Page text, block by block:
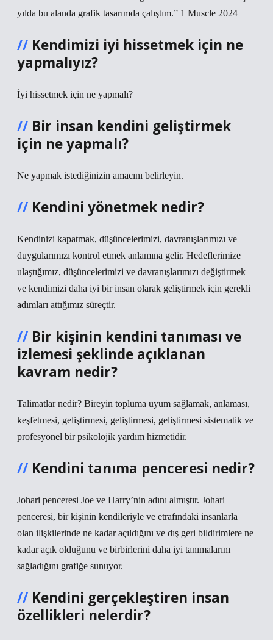
yılda bu alanda grafik tasarımda çalıştım.” 1 Muscle 2024
Kendimizi iyi hissetmek için ne
yapmalıyız?
İyi hissetmek için ne yapmalı?
Bir insan kendini geliştirmek
için ne yapmalı?
Ne yapmak istediğinizin amacını belirleyin.
Kendini yönetmek nedir?
Kendinizi kapatmak, düşüncelerimizi, davranışlarımızı ve
duygularımızı kontrol etmek anlamına gelir. Hedeflerimize
ulaştığımız, düşüncelerimizi ve davranışlarımızı değiştirmek
ve kendimizi daha iyi bir insan olarak geliştirmek için gerekli
adımları attığımız süreçtir.
Bir kişinin kendini tanıması ve
izlemesi şeklinde açıklanan
kavram nedir?
Talimatlar nedir? Bireyin topluma uyum sağlamak, anlaması,
keşfetmesi, geliştirmesi, geliştirmesi, geliştirmesi sistematik ve
profesyonel bir psikolojik yardım hizmetidir.
Kendini tanıma penceresi nedir?
Johari penceresi Joe ve Harry’nin adını almıştır. Johari
penceresi, bir kişinin kendileriyle ve etrafındaki insanlarla
olan ilişkilerinde ne kadar açıldığını ve dış geri bildirimlere ne
kadar açık olduğunu ve birbirlerini daha iyi tanımalarını
sağladığını grafiğe sunuyor.
Kendini gerçekleştiren insan
özellikleri nelerdir?